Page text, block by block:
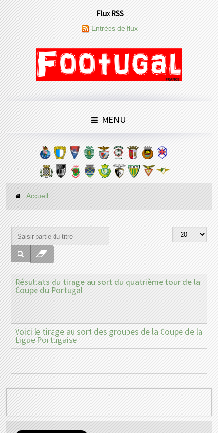
Flux RSS
Entrées de flux
MENU
Accueil
Résultats du tirage au sort du quatrième tour de la
Coupe du Portugal
Voici le tirage au sort des groupes de la Coupe de la
Ligue Portugaise